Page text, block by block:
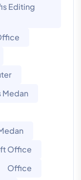
Editing
Medan
Office
Office